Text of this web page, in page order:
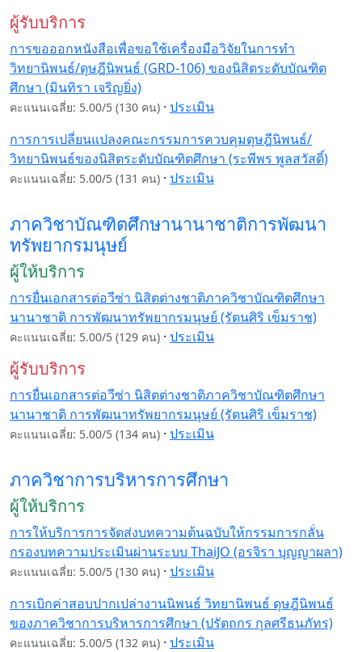
ผู้รับบริการ
การขอออกหนังสือเพื่อขอใช้เครื่องมือวิจัยในการทำ
วิทยานิพนธ์/ดุษฎีนิพนธ์ (GRD-106) ของนิสิตระดับบัณฑิต
ศึกษา (มินทิรา เจริญยิ่ง)
คะแนนเฉลี่ย: 5.00/5 (130 คน) · ประเมิน
การการเปลี่ยนแปลงคณะกรรมการควบคุมดุษฎีนิพนธ์/
วิทยานิพนธ์ของนิสิตระดับบัณฑิตศึกษา (ระพีพร พูลสวัสดิ์)
คะแนนเฉลี่ย: 5.00/5 (131 คน) · ประเมิน
ภาควิชาบัณฑิตศึกษานานาชาติการพัฒนา
ทรัพยากรมนุษย์
ผู้ให้บริการ
การยื่นเอกสารต่อวีซ่า นิสิตต่างชาติภาควิชาบัณฑิตศึกษา
นานาชาติ การพัฒนาทรัพยากรมนุษย์ (รัตนศิริ เข็มราช)
คะแนนเฉลี่ย: 5.00/5 (129 คน) · ประเมิน
ผู้รับบริการ
การยื่นเอกสารต่อวีซ่า นิสิตต่างชาติภาควิชาบัณฑิตศึกษา
นานาชาติ การพัฒนาทรัพยากรมนุษย์ (รัตนศิริ เข็มราช)
คะแนนเฉลี่ย: 5.00/5 (134 คน) · ประเมิน
ภาควิชาการบริหารการศึกษา
ผู้ให้บริการ
การให้บริการการจัดส่งบทความต้นฉบับให้กรรมการกลั่น
กรองบทความประเมินผ่านระบบ ThaiJO (อรจิรา บุญญาผลา)
คะแนนเฉลี่ย: 5.00/5 (130 คน) · ประเมิน
การเบิกค่าสอบปากเปล่างานนิพนธ์ วิทยานิพนธ์ ดุษฎีนิพนธ์
ของภาควิชาการบริหารการศึกษา (ปรัตถกร กุลศรีธนภัทร)
คะแนนเฉลี่ย: 5.00/5 (132 คน) · ประเมิน